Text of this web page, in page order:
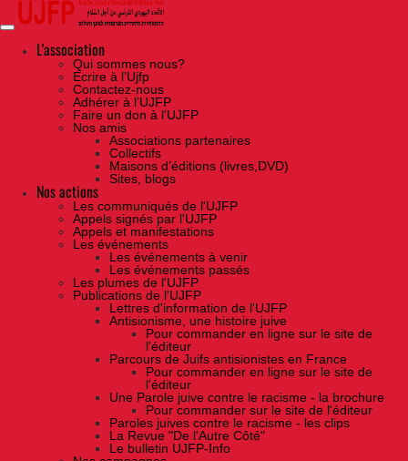
Skip
the
contentL'association
Qui sommes nous?
Ecrire à l’Ujfp
Contactez-nous
Adhérer à l’UJFP
Faire un don à l’UJFP
Nos amis
Associations partenaires
Collectifs
Maisons d’éditions (livres,DVD)
Sites, blogs
Nos actions
Les communiqués de l'UJFP
Appels signés par l'UJFP
Appels et manifestations
Les événements
Les événements à venir
Les événements passés
Les plumes de l'UJFP
Publications de l'UJFP
Lettres d'information de l'UJFP
Antisionisme, une histoire juive
Pour commander en ligne sur le site de
l'éditeur
Parcours de Juifs antisionistes en France
Pour commander en ligne sur le site de
l'éditeur
Une Parole juive contre le racisme - la brochure
Pour commander sur le site de l'éditeur
Paroles juives contre le racisme - les clips
La Revue "De l'Autre Côté"
Le bulletin UJFP-Info